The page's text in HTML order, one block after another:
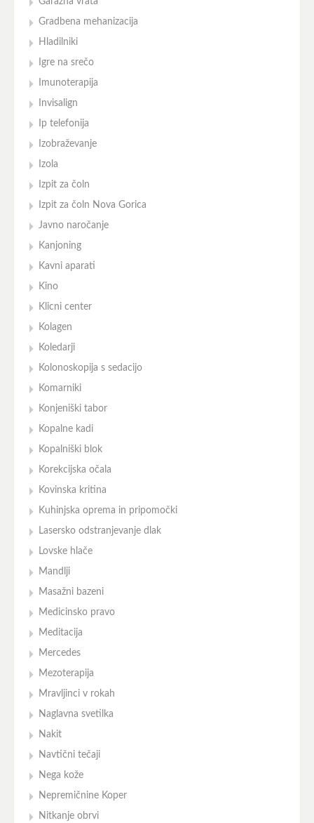
Gradbena mehanizacija
Hladilniki
Igre na srečo
Imunoterapija
Invisalign
Ip telefonija
Izobraževanje
Izola
Izpit za čoln
Izpit za čoln Nova Gorica
Javno naročanje
Kanjoning
Kavni aparati
Kino
Klicni center
Kolagen
Koledarji
Kolonoskopija s sedacijo
Komarniki
Konjeniški tabor
Kopalne kadi
Kopalniški blok
Korekcijska očala
Kovinska kritina
Kuhinjska oprema in pripomočki
Lasersko odstranjevanje dlak
Lovske hlače
Mandlji
Masažni bazeni
Medicinsko pravo
Meditacija
Mercedes
Mezoterapija
Mravljinci v rokah
Naglavna svetilka
Nakit
Navtični tečaji
Nega kože
Nepremičnine Koper
Nitkanje obrvi